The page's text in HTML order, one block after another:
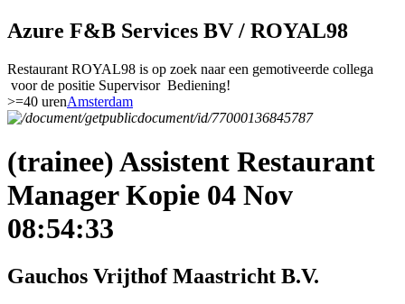
Azure F&B Services BV / ROYAL98
Restaurant ROYAL98 is op zoek naar een gemotiveerde collega
voor de positie Supervisor Bediening!
>=40 urenAmsterdam
(trainee) Assistent Restaurant
Manager Kopie 04 Nov
08:54:33
Gauchos Vrijthof Maastricht B.V.